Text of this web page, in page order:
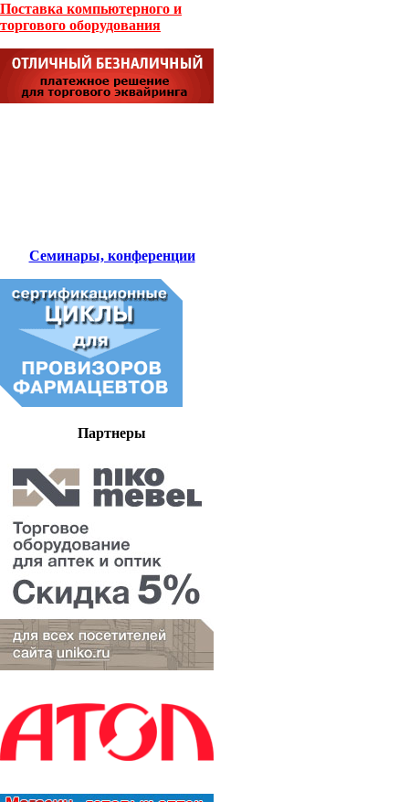
Поставка компьютерного и
торгового оборудования
Семинары, конференции
Партнеры